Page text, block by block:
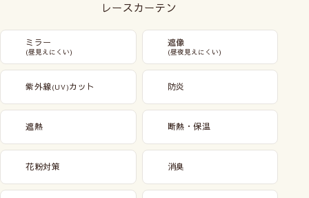
レースカーテン
ミラー
(昼見えにくい)
遮像
(昼夜見えにくい)
紫外線(UV)カット 防炎
遮熱 断熱・保温
花粉対策 消臭